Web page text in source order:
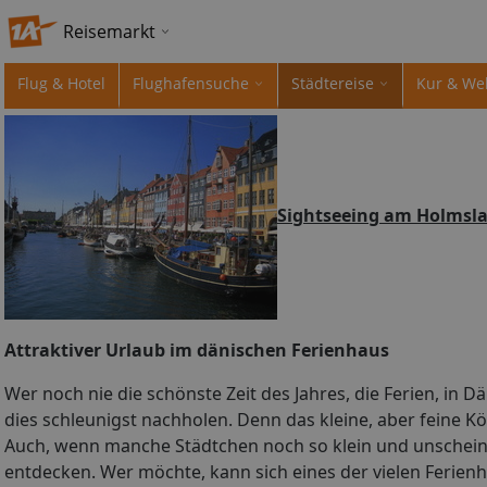
Reisemarkt
Flug & Hotel Flughafensuche Städtereise Kur &
Sightseeing am
Attraktiver Urlaub im dänischen Ferienhaus
Wer noch nie die schönste Zeit des Jahres, die Ferien, in
dies schleunigst nachholen. Denn das kleine, aber feine
Auch, wenn manche Städtchen noch so klein und
entdecken. Wer möchte, kann sich eines der vielen